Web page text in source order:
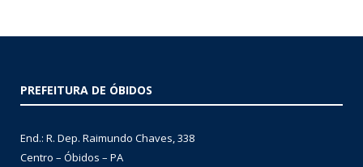
PREFEITURA DE ÓBIDOS
End.: R. Dep. Raimundo Chaves, 338
Centro – Óbidos – PA